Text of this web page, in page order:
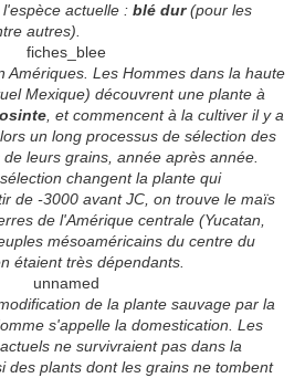
actuelle : blé dur(pour les
autres).
Amériques. Les Hommes dans la haute
Mexique) découvrent une plante à
, et commencent à la cultiver il y a
un long processus de sélection des
leurs grains, année après année.
changent la plante qui
de -3000 avant JC, on trouve le maïs
de l'Amérique centrale (Yucatan,
mésoaméricains du centre du
étaient très dépendants.
de la plante sauvage par la
s'appelle la domestication. Les
ne survivraient pas dans la
des plants dont les grains ne tombent